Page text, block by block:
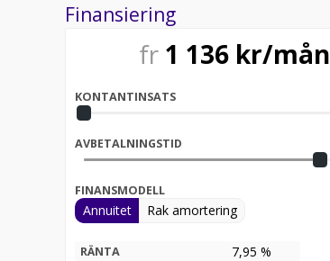
Finansiering
fr 1 136kr/mån
KONTANTINSATS
AVBETALNINGSTID
FINANSMODELL
Annuitet Rak amortering
RÄNTA 7,95 %